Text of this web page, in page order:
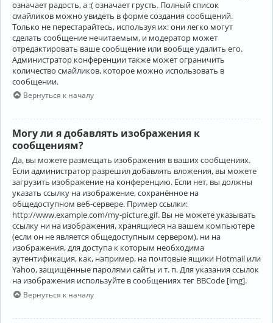
означает радость, а :( означает грусть. Полный список
смайликов можно увидеть в форме создания сообщений.
Только не перестарайтесь, используя их: они легко могут
сделать сообщение нечитаемым, и модератор может
отредактировать ваше сообщение или вообще удалить его.
Администратор конференции также может ограничить
количество смайликов, которое можно использовать в
сообщении.
Вернуться к началу
Могу ли я добавлять изображения к
сообщениям?
Да, вы можете размещать изображения в ваших сообщениях.
Если администратор разрешил добавлять вложения, вы можете
загрузить изображение на конференцию. Если нет, вы должны
указать ссылку на изображение, сохранённое на
общедоступном веб-сервере. Пример ссылки:
http://www.example.com/my-picture.gif. Вы не можете указывать
ссылку ни на изображения, хранящиеся на вашем компьютере
(если он не является общедоступным сервером), ни на
изображения, для доступа к которым необходима
аутентификация, как, например, на почтовые ящики Hotmail или
Yahoo, защищённые паролями сайты и т. п. Для указания ссылок
на изображения используйте в сообщениях тег BBCode [img].
Вернуться к началу